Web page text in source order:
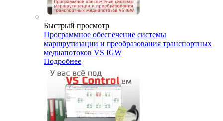
Быстрый просмотр
Программное обеспечение системы
маршрутизации и преобразования транспортных
медиапотоков VS IGW
Подробнее